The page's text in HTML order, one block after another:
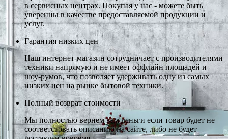
в сервисных центрах. Покупая у нас - можете быть
уверенны в качестве предоставляемой продукции и
услуг.
Гарантия низких цен
Наш интернет-магазин сотрудничает с производителями
техники напрямую и не имеет оффлайн площадей и
шоу-румов, что позволяет удерживать одну из самых
низких цен на рынке бытовой техники.
Полный возврат стоимости
Мы полностью вернем вам деньги если товар будет не
соответстовать описанию на сайте, либо не будет